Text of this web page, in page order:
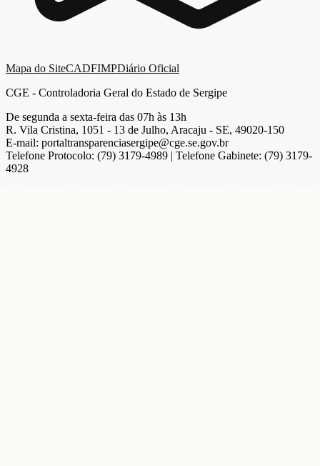
Mapa do SiteCADFIMPDiário Oficial
CGE - Controladoria Geral do Estado de Sergipe
De segunda a sexta-feira das 07h às 13h
R. Vila Cristina, 1051 - 13 de Julho, Aracaju - SE, 49020-150
E-mail: portaltransparenciasergipe@cge.se.gov.br
Telefone Protocolo: (79) 3179-4989 | Telefone Gabinete: (79) 3179-
4928